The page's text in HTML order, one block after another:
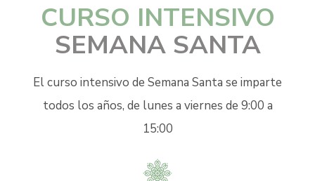
CURSO INTENSIVO
SEMANA SANTA
El curso intensivo de Semana Santa se imparte
todos los años, de lunes a viernes de 9:00 a
15:00